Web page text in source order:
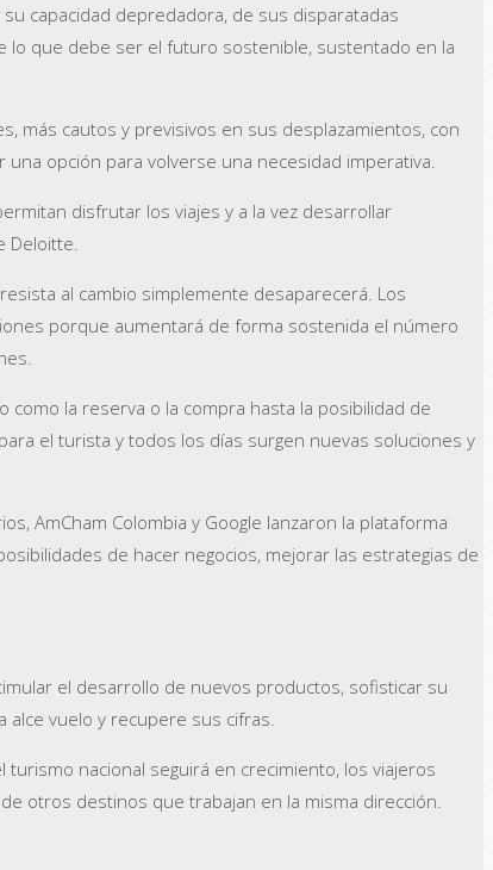
capacidad depredadora, de sus disparatadas
lo que debe ser el futuro sostenible, sustentado en la
más cautos y previsivos en sus desplazamientos, con
opción para volverse una necesidad imperativa.
disfrutar los viajes y a la vez desarrollar
al cambio simplemente desaparecerá. Los
porque aumentará de forma sostenida el número
la reserva o la compra hasta la posibilidad de
el turista y todos los días surgen nuevas soluciones y
AmCham Colombia y Google lanzaron la plataforma
de hacer negocios, mejorar las estrategias de
el desarrollo de nuevos productos, sofisticar su
vuelo y recupere sus cifras.
nacional seguirá en crecimiento, los viajeros
otros destinos que trabajan en la misma dirección.